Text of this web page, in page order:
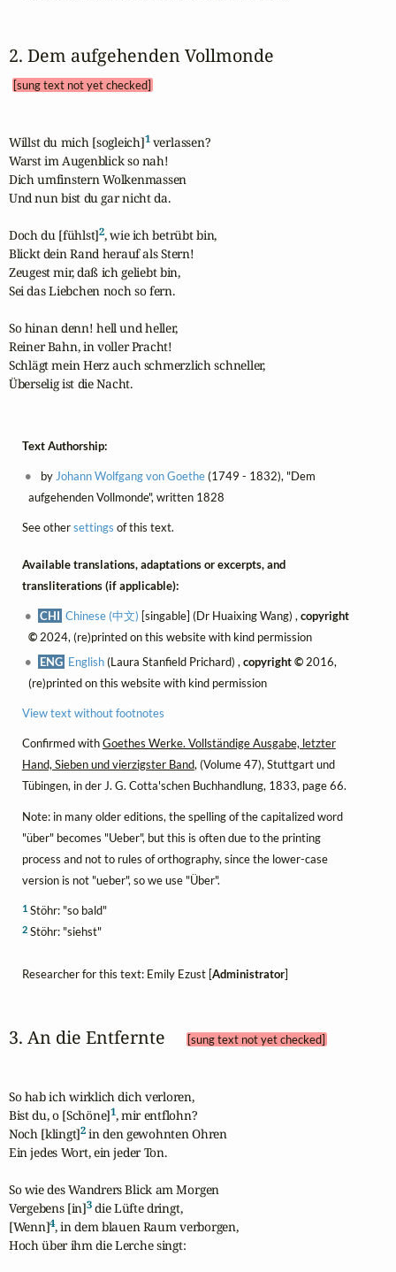
2. Dem aufgehenden Vollmonde
[sung text not yet checked]
Willst du mich [sogleich]1 verlassen?
Warst im Augenblick so nah!
Dich umfinstern Wolkenmassen
Und nun bist du gar nicht da.
Doch du [fühlst]2, wie ich betrübt bin,
Blickt dein Rand herauf als Stern!
Zeugest mir, daß ich geliebt bin,
Sei das Liebchen noch so fern.
So hinan denn! hell und heller,
Reiner Bahn, in voller Pracht!
Schlägt mein Herz auch schmerzlich schneller,
Überselig ist die Nacht.
Text Authorship:
by Johann Wolfgang von Goethe(1749 - 1832), "Dem
aufgehenden Vollmonde", written 1828
See othersettings of this text.
Available translations, adaptations or excerpts, and
transliterations (if applicable):
CHI Chinese (中文) [singable] (Dr Huaixing Wang) ,copyright
©2024, (re)printed on this website with kind permission
ENG English(Laura Stanfield Prichard) ,copyright ©2016,
(re)printed on this website with kind permission
View text without footnotes
Confirmed withGoethes Werke. Vollständige Ausgabe, letzter
Hand, Sieben und vierzigster Band, (Volume 47), Stuttgart und
Tübingen, in der J. G. Cotta'schen Buchhandlung, 1833, page 66.
Note: in many older editions, the spelling of the capitalized word
"über" becomes "Ueber", but this is often due to the printing
process and not to rules of orthography, since the lower-case
version is not "ueber", so we use "Über".
1Stöhr: "so bald"
2Stöhr: "siehst"
Researcher for this text: Emily Ezust [Administrator]
3. An die Entfernte [sung text not yet checked]
So hab ich wirklich dich verloren,
Bist du, o [Schöne]1, mir entflohn?
Noch [klingt]2 in den gewohnten Ohren
Ein jedes Wort, ein jeder Ton.
So wie des Wandrers Blick am Morgen
Vergebens [in]3 die Lüfte dringt,
[Wenn]4, in dem blauen Raum verborgen,
Hoch über ihm die Lerche singt: